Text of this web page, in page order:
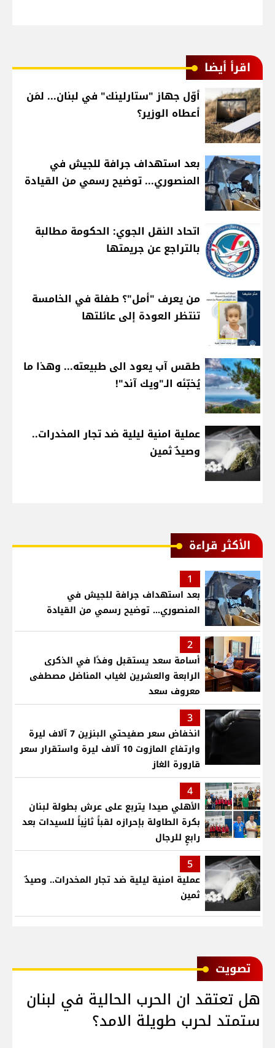
اقرأ أيضا
أوّل جهاز "ستارلينك" في لبنان... لمَن
أعطاه الوزير؟
بعد استهداف جرافة للجيش في
المنصوري... توضيح رسمي من القيادة
اتحاد النقل الجوي: الحكومة مطالبة
بالتراجع عن جريمتها
من يعرف "أمل"؟ طفلة في الخامسة
تنتظر العودة إلى عائلتها
طقس آب يعود الى طبيعته... وهذا ما
يُخبّئه الـ"ويك آند"!
عملية امنية ليلية ضد تجار المخدرات..
وصيدٌ ثمين
الأكثر قراءة
1
بعد استهداف جرافة للجيش في
المنصوري... توضيح رسمي من القيادة
2
أسامة سعد يستقبل وفدًا في الذكرى
الرابعة والعشرين لغياب المناضل مصطفى
معروف سعد
3
انخفاض سعر صفيحتي البنزين 7 آلاف ليرة
وارتفاع المازوت 10 آلاف ليرة واستقرار سعر
قارورة الغاز
4
الأهلي صيدا يتربع على عرش بطولة لبنان
بكرة الطاولة بإحرازه لقباً ثانٍياً للسيدات بعد
رابعٍ للرجال
5
عملية امنية ليلية ضد تجار المخدرات.. وصيدٌ
ثمين
ﺗﺼﻮﻳﺖ
هل تعتقد ان الحرب الحالية في لبنان
ستمتد لحرب طويلة الامد؟